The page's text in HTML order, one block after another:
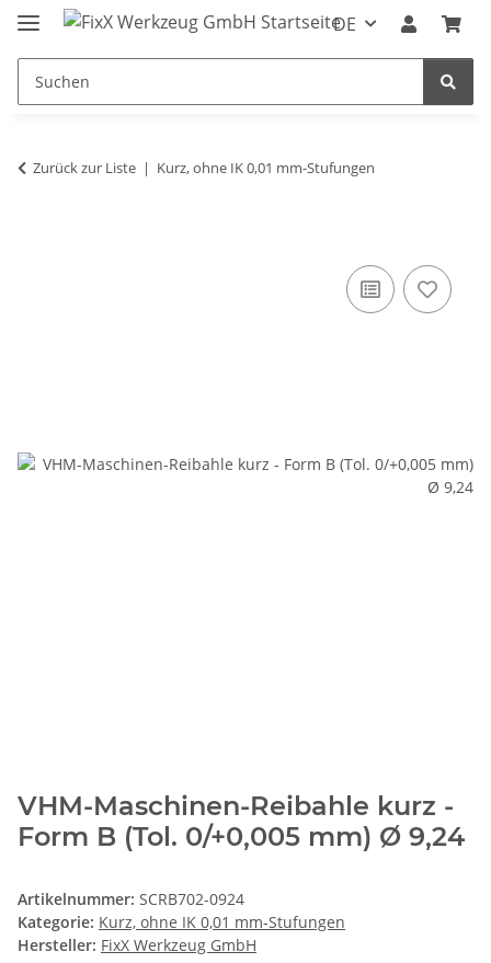
DE
Zurück zur Liste Kurz, ohne IK 0,01 mm-Stufungen
VHM-Maschinen-Reibahle kurz -
Form B (Tol. 0/+0,005 mm) Ø 9,24
Artikelnummer: SCRB702-0924
Kategorie: Kurz, ohne IK 0,01 mm-Stufungen
Hersteller: FixX Werkzeug GmbH